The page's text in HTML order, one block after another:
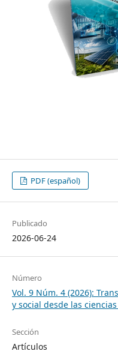
PDF (español)
Publicado
2026-06-24
Número
Vol. 9 Núm. 4 (2026):
y social desde las
Sección
Artículos